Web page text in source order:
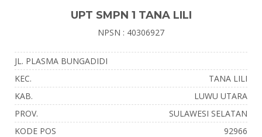
UPT SMPN 1 TANA LILI
NPSN : 40306927
JL. PLASMA BUNGADIDI
KEC.
TANA LILI
KAB.
LUWU UTARA
PROV.
SULAWESI SELATAN
KODE POS
92966